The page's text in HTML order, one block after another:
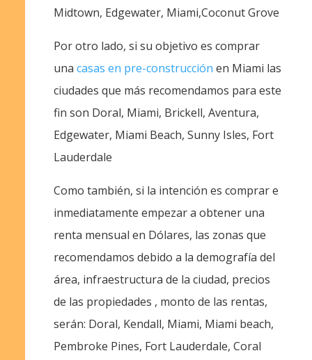
Midtown, Edgewater, Miami,Coconut Grove
Por otro lado, si su objetivo es comprar
una casas en pre-construcción en Miami las
ciudades que más recomendamos para este
fin son Doral, Miami, Brickell, Aventura,
Edgewater, Miami Beach, Sunny Isles, Fort
Lauderdale
Como también, si la intención es comprar e
inmediatamente empezar a obtener una
renta mensual en Dólares, las zonas que
recomendamos debido a la demografía del
área, infraestructura de la ciudad, precios
de las propiedades , monto de las rentas,
serán: Doral, Kendall, Miami, Miami beach,
Pembroke Pines, Fort Lauderdale, Coral